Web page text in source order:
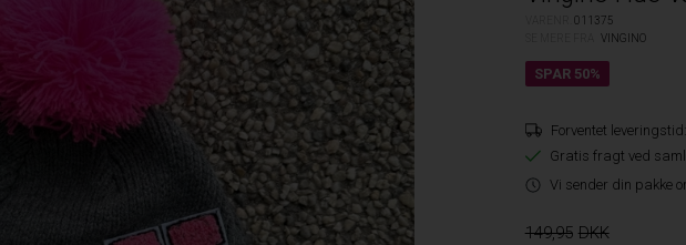
011375
VINGINO
Forventet leveringstid:
Gratis fragt ved
Vi sender din pakke
149,95